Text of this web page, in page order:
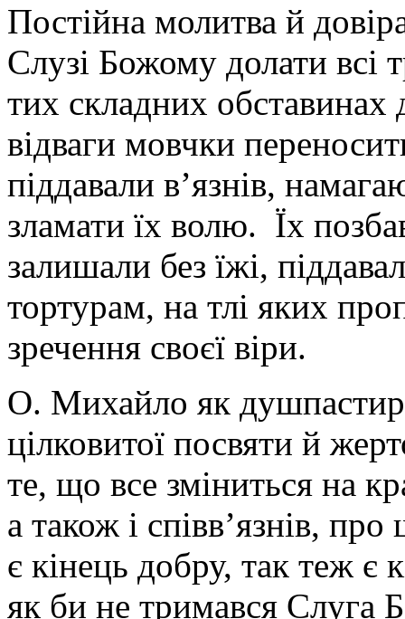
Постійна молитва й
Слузі Божому долати всі
тих складних
відваги мовчки
піддавали в’язнів,
зламати їх волю. Їх
залишали без їжі,
тортурам, на тлі яких
зречення своєї віри.
О. Михайло як
цілковитої посвяти й
те, що все зміниться на
а також і співв’язнів,
є кінець добру, так теж є
як би не тримався Слуга